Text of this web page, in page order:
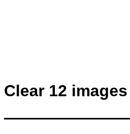
Clear 12 images